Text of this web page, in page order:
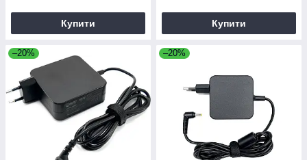
Купити Купити
–20% –20%